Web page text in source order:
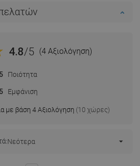
4.8/5 (4 Αξιολόγηση)
με βάση 4 Αξιολόγηση (10 χώρες)
Ποιότητα
Εμφάνιση
Νεότερα